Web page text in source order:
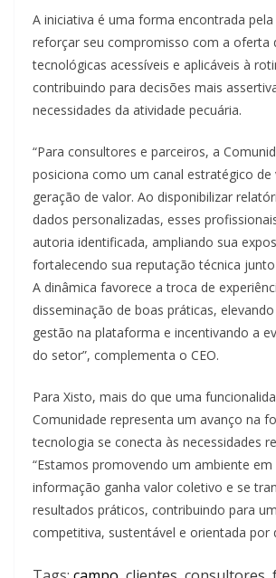
A iniciativa é uma forma encontrada
reforçar seu compromisso com a oferta
tecnológicas acessíveis e aplicáveis à
contribuindo para decisões mais
necessidades da atividade pecuária.
“Para consultores e parceiros, a
posiciona como um canal estratégico de
geração de valor. Ao disponibilizar
dados personalizadas, esses
autoria identificada, ampliando sua
fortalecendo sua reputação técnica
A dinâmica favorece a troca de
disseminação de boas práticas,
gestão na plataforma e incentivando a
do setor”, complementa o CEO.
Para Xisto, mais do que uma
Comunidade representa um avanço na
tecnologia se conecta às necessidades
“Estamos promovendo um ambiente em
informação ganha valor coletivo e se
resultados práticos, contribuindo para
competitiva, sustentável e orientada por